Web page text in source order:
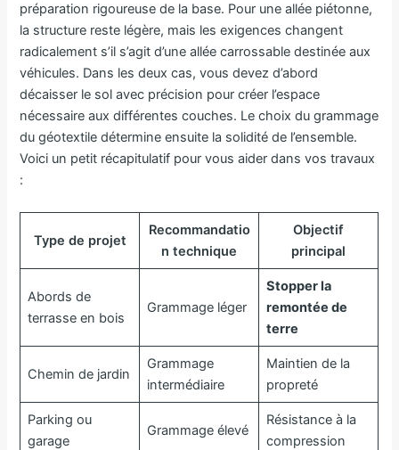
préparation rigoureuse de la base. Pour une allée piétonne,
la structure reste légère, mais les exigences changent
radicalement s’il s’agit d’une allée carrossable destinée aux
véhicules. Dans les deux cas, vous devez d’abord
décaisser le sol avec précision pour créer l’espace
nécessaire aux différentes couches. Le choix du grammage
du géotextile détermine ensuite la solidité de l’ensemble.
Voici un petit récapitulatif pour vous aider dans vos travaux
:
Type de projet
Recommandatio
n technique
Objectif
principal
Abords de
terrasse en bois
Grammage léger
Stopper la
remontée de
terre
Chemin de jardin
Grammage
intermédiaire
Maintien de la
propreté
Parking ou
garage
Grammage élevé
Résistance à la
compression